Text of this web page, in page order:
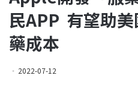
民APP 有望助
藥成本
2022-07-12